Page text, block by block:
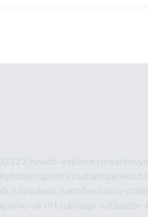
web-explore.ru
pornv.ru
fpodaso.ruemfire.rupro-
porno-skvirt.rukrospr.ru